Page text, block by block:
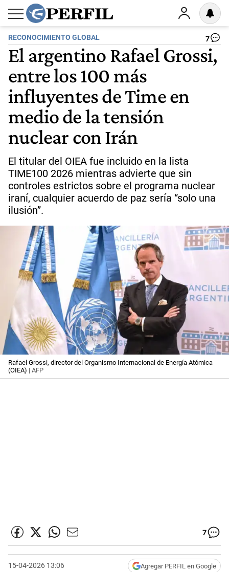
RECONOCIMIENTO GLOBAL 7
El argentino Rafael Grossi,
entre los 100 más
influyentes de Time en
medio de la tensión
nuclear con Irán
El titular del OIEA fue incluido en la lista
TIME100 2026 mientras advierte que sin
controles estrictos sobre el programa nuclear
iraní, cualquier acuerdo de paz sería “solo una
ilusión”.
Rafael Grossi, director del Organismo Internacional de Energía Atómica
(OIEA) | AFP
7
15-04-2026 13:06 Agregar PERFIL en Google